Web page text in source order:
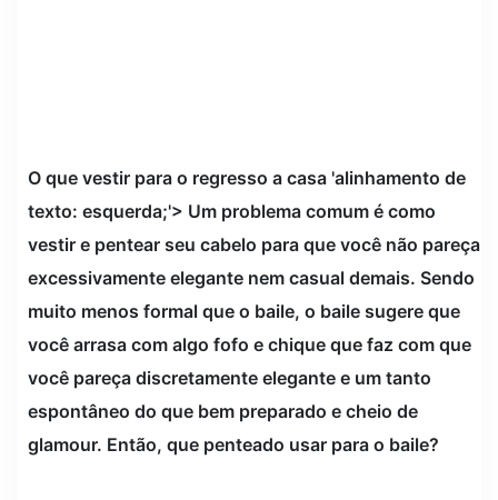
O que vestir para o regresso a casa 'alinhamento de
texto: esquerda;'> Um problema comum é como
vestir e pentear seu cabelo para que você não pareça
excessivamente elegante nem casual demais. Sendo
muito menos formal que o baile, o baile sugere que
você arrasa com algo fofo e chique que faz com que
você pareça discretamente elegante e um tanto
espontâneo do que bem preparado e cheio de
glamour. Então, que penteado usar para o baile?